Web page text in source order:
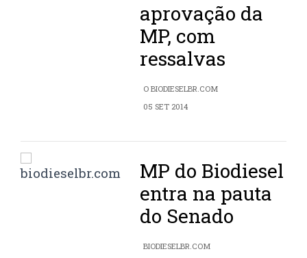
aprovação da
MP, com
ressalvas
O BIODIESELBR.COM
05 SET 2014
MP do Biodiesel
entra na pauta
do Senado
BIODIESELBR.COM